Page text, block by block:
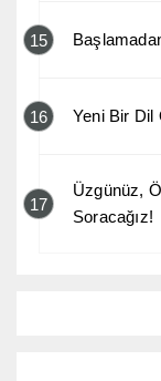
15
16 Yeni Bir Dil
17
Üzgünüz,
Soracağız!